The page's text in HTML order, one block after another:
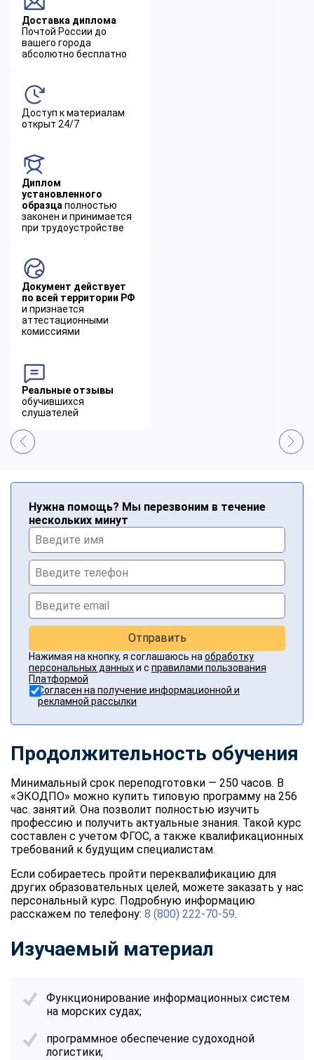
Доставка диплома
Почтой России до
вашего города
абсолютно бесплатно
Доступ к материалам
открыт 24/7
Диплом
установленного
образца полностью
законен и принимается
при трудоустройстве
Документ действует
по всей территории РФ
и признается
аттестационными
комиссиями
Реальные отзывы
обучившихся
слушателей
Нужна помощь? Мы перезвоним в течение
нескольких минут
Отправить
Нажимая на кнопку, я соглашаюсь на обработку
персональных данныхи с правилами пользования
Платформой
Согласен на получение информационной и
рекламной рассылки
Продолжительность обучения
Минимальный срок переподготовки — 250 часов. В
«ЭКОДПО» можно купить типовую программу на 256
час. занятий. Она позволит полностью изучить
профессию и получить актуальные знания. Такой курс
составлен с учетом ФГОС, а также квалификационных
требований к будущим специалистам.
Если собираетесь пройти переквалификацию для
других образовательных целей, можете заказать у нас
персональный курс. Подробную информацию
расскажем по телефону: 8 (800) 222-70-59.
Изучаемый материал
Функционирование информационных систем
на морских судах;
программное обеспечение судоходной
логистики;